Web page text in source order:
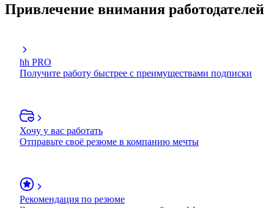
Привлечение внимания работодателей
hh PRO
Получите работу быстрее с преимуществами подписки
Хочу у вас работать
Отправьте своё резюме в компанию мечты
Рекомендация по резюме